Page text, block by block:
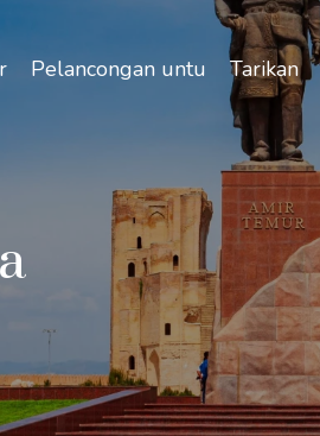
Pelancongan untuk semua
Tarikan